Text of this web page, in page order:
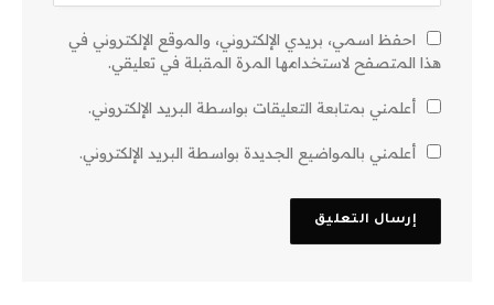
احفظ اسمي، بريدي الإلكتروني، والموقع الإلكتروني في
هذا المتصفح لاستخدامها المرة المقبلة في تعليقي.
أعلمني بمتابعة التعليقات بواسطة البريد الإلكتروني.
أعلمني بالمواضيع الجديدة بواسطة البريد الإلكتروني.